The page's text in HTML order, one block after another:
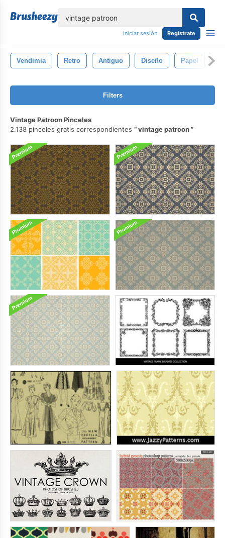
Iniciar sesión Regístrate
Vendimia Retro Antiguo Diseño Papel
Filters
Vintage Patroon Pinceles
2.138 pinceles gratis correspondientes
vintage patroon